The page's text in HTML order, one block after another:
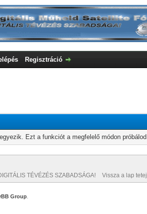
Regisztráció
Ezt a funkciót a megfelelő módon
TÉVÉZÉS SZABADSÁGA! Vissza a lap
Group.